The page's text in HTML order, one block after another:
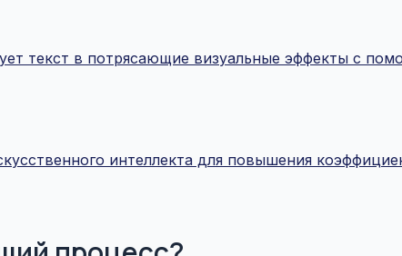
текст в потрясающие визуальные эффекты с
интеллекта для повышения